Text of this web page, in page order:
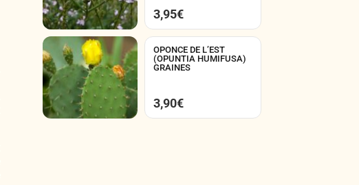
3,95€
OPONCE DE L’EST
(OPUNTIA HUMIFUSA)
GRAINES
3,90€